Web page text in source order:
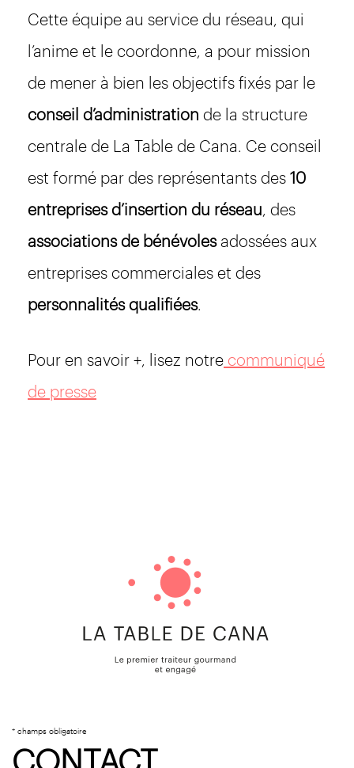
Cette équipe au service du réseau, qui
l’anime et le coordonne, a pour mission
de mener à bien les objectifs fixés par le
conseil d’administration de la structure
centrale de La Table de Cana. Ce conseil
est formé par des représentants des10
entreprises d’insertion du réseau , des
associations de bénévolesadossées aux
entreprises commerciales et des
personnalités qualifiées.
Pour en savoir +, lisez notre communiqué
de presse
* champs obligatoire
CONTACT